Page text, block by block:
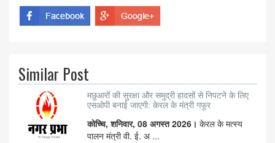
Similar Post
मछुआरों की सुरक्षा और समुद्री हादसों से निपटने के लिए
एसओपी बनाई जाएगी: केरल के मंत्री गफूर
कोच्चि, शनिवार, 08 अगस्त 2026। केरल के मत्स्य
पालन मंत्री वी. ई. अ ...